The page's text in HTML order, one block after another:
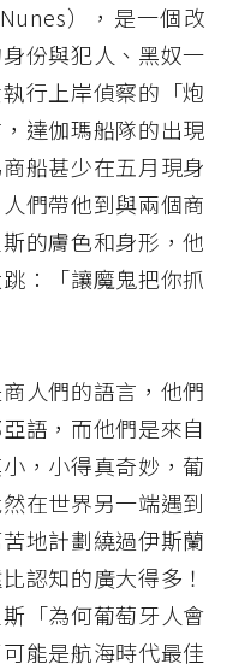
），是一個改
份與犯人、黑奴一
行上岸偵察的「炮
達伽瑪船隊的出現
船甚少在五月現身
們帶他到與兩個商
的膚色和身形，他
：「讓魔鬼把你抓
人們的語言，他們
語，而他們是來自
，小得真奇妙，葡
在世界另一端遇到
地計劃繞過伊斯蘭
認知的廣大得多！
「為何葡萄牙人會
能是航海時代最佳